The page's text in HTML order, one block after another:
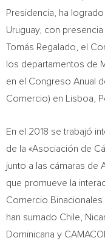
Presidencia, ha
Uruguay, con
Tomás Regalado, el
los departamentos de
en el Congreso Anual
Comercio) en
Lisboa,
En el 2018 se trabajó
de la «Asociación de
junto a las cámaras de
que promueve la
Comercio Binacionales
han sumado Chile
Dominicana y